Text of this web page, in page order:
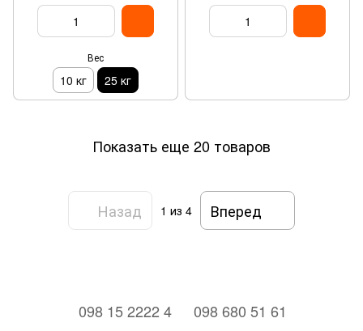
Вес
10 кг 25 кг
Показать еще 20 товаров
Назад 1 из 4 Вперед
⠀098 15 2222 4 ⠀098 680 51 61